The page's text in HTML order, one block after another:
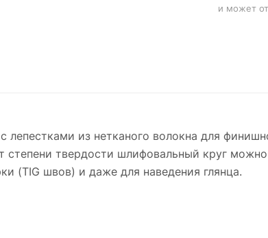
и может
из нетканого волокна для
твердости шлифовальный круг можно
(TIG швов) и даже для наведения глянца.